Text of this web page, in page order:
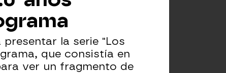
presentar la serie "Los
que consistía en
ver un fragmento de